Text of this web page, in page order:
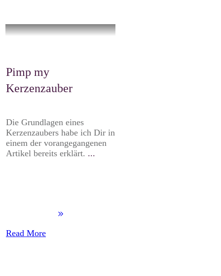
Pimp my
Kerzenzauber
Die Grundlagen eines
Kerzenzaubers habe ich Dir in
einem der vorangegangenen
Artikel bereits erklärt. ...
​Read More